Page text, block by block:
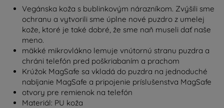
Vegánska koža s bublinkovým nárazníkom. Zvýšili sme
ochranu a vytvorili sme úplne nové puzdro z umelej
kože, ktoré je také dobré, že sme naň museli dať naše
meno.
mäkké mikrovlákno lemuje vnútornú stranu puzdra a
chráni telefón pred poškriabaním a prachom
Krúžok MagSafe sa vkladá do puzdra na jednoduché
nabíjanie MagSafe a pripojenie príslušenstva MagSafe
otvory pre remienok na telefón
Materiál: PU koža